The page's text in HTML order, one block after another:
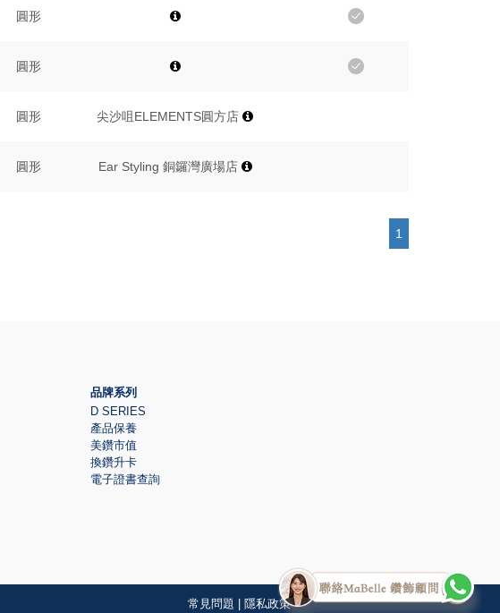
圓形
圓形
圓形 尖沙咀ELEMENTS圓方店
圓形 Ear Styling 銅鑼灣廣場店
1
品牌系列
D SERIES
產品保養
美鑽市值
換鑽升卡
電子證書查詢
常見問題 隱私政策